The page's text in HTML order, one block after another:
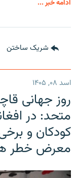
ادامه خبر ...
شریک ساختن
اسد ۰۸, ۱۴۰۵
روز جهانی
متحد: در
کودکان و
معرض خطر